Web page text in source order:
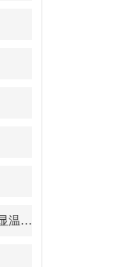
一体化温度变送器 数显温度计